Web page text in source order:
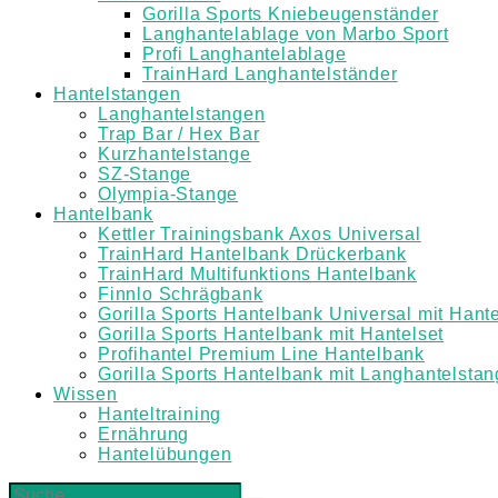
Gorilla Sports Kniebeugenständer
Langhantelablage von Marbo Sport
Profi Langhantelablage
TrainHard Langhantelständer
Hantelstangen
Langhantelstangen
Trap Bar / Hex Bar
Kurzhantelstange
SZ-Stange
Olympia-Stange
Hantelbank
Kettler Trainingsbank Axos Universal
TrainHard Hantelbank Drückerbank
TrainHard Multifunktions Hantelbank
Finnlo Schrägbank
Gorilla Sports Hantelbank Universal mit
Gorilla Sports Hantelbank mit Hantelset
Profihantel Premium Line Hantelbank
Gorilla Sports Hantelbank mit
Wissen
Hanteltraining
Ernährung
Hantelübungen